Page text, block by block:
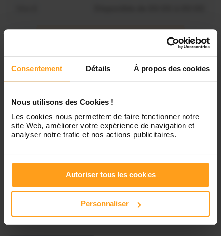
Consentement Détails À propos des cookies
Nous utilisons des Cookies !
Les cookies nous permettent de faire fonctionner notre
site Web, améliorer votre expérience de navigation et
analyser notre trafic et nos actions publicitaires.
Autoriser tous les cookies
Personnaliser
Disponible de 00:00 à 00:30
Jeudi Disponible de 00:00 à 00:00
Vendredi Disponible de 00:00 à 00:00
Samedi Disponible de 00:00 à 00:00
Dimanche Disponible de 00:00 à 00:00
disponibilités de Juliana ?
Services proposés